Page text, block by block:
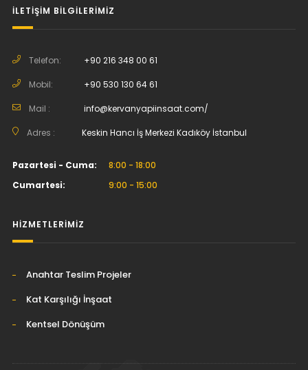
İLETİŞİM BİLGİLERİMİZ
Telefon: +90 216 348 00 61
Mobil: +90 530 130 64 61
Mail : info@kervanyapiinsaat.com/
Adres : Keskin Hancı İş Merkezi Kadıköy İstanbul
Pazartesi - Cuma:
8:00 - 18:00
Cumartesi:
9:00 - 15:00
HİZMETLERİMİZ
Anahtar Teslim Projeler
Kat Karşılığı İnşaat
Kentsel Dönüşüm